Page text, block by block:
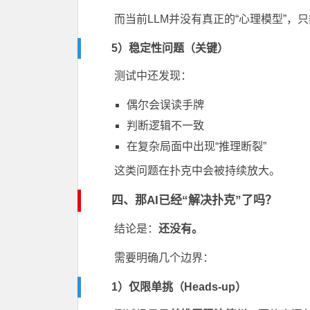
而当前LLM并没有真正的“心理模型”，
5）稳定性问题（关键）
测试中还发现：
偶尔会误读手牌
判断逻辑不一致
在复杂局面中出现“推理断裂”
这类问题在扑克中会被持续放大。
四、那AI已经“解决扑克”了吗？
结论是： 还没有。
需要明确几个边界：
1）仅限单挑（Heads-up）